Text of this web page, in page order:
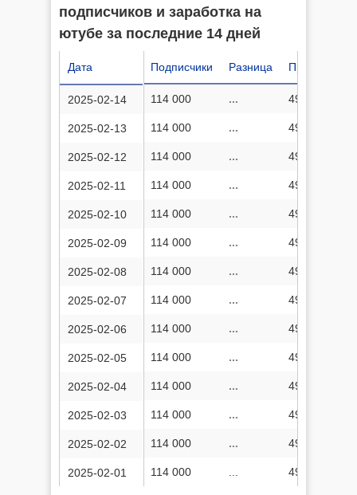
подписчиков и заработка на
ютубе за последние 14 дней
Подписчики Разница Просмотров
114 000 ... 49 397 934
114 000 ... 49 392 327
114 000 ... 49 394 731
114 000 ... 49 394 910
114 000 ... 49 389 940
114 000 ... 49 389 188
114 000 ... 49 389 373
114 000 ... 49 385 803
114 000 ... 49 382 511
114 000 ... 49 379 575
114 000 ... 49 378 821
114 000 ... 49 377 711
114 000 ... 49 376 896
114 000 ... 49 376 038
Дата
2025-02-14
2025-02-13
2025-02-12
2025-02-11
2025-02-10
2025-02-09
2025-02-08
2025-02-07
2025-02-06
2025-02-05
2025-02-04
2025-02-03
2025-02-02
2025-02-01